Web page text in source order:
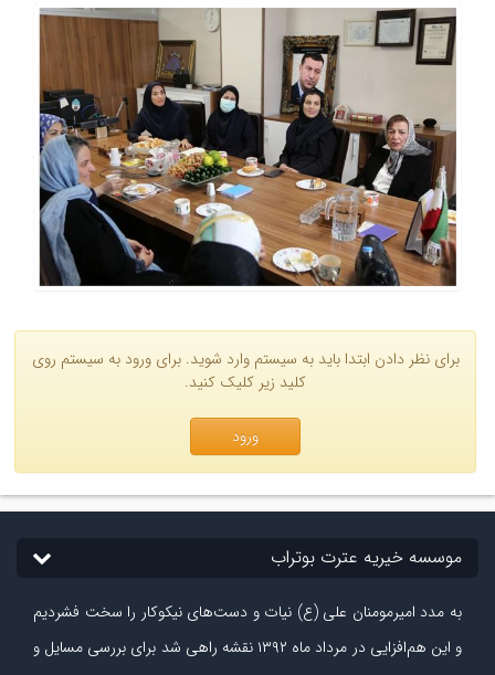
برای نظر دادن ابتدا باید به سیستم وارد شوید. برای ورود به سیستم روی
کلید زیر کلیک کنید.
ورود
موسسه خیریه عترت بوتراب
به مدد امیرمومنان علی (ع) نیات و دست‏‌های نیکوکار را سخت فشردیم
و این هم‌افزایی در مرداد ماه ۱۳۹۲ نقشه راهی شد برای بررسی مسایل و